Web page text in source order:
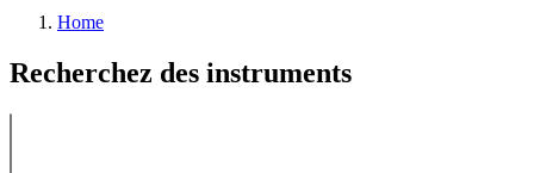
Home
Recherchez des instruments